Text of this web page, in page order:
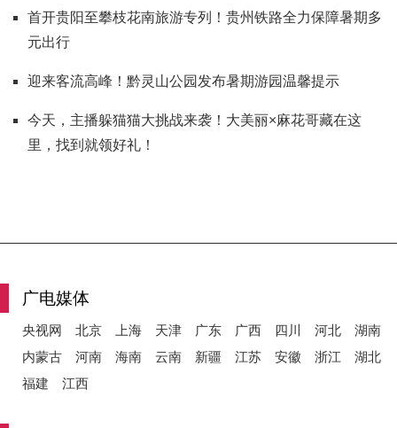
首开贵阳至攀枝花南旅游专列！贵州铁路全力保障暑期多
元出行
迎来客流高峰！黔灵山公园发布暑期游园温馨提示
今天，主播躲猫猫大挑战来袭！大美丽×麻花哥藏在这
里，找到就领好礼！
广电媒体
央视网 北京 上海 天津 广东 广西 四川 河北
湖南
内蒙古
河南 海南 云南 新疆 江苏 安徽 浙江
湖北
福建
江西